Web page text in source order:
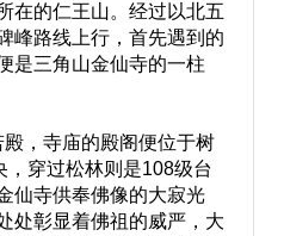
在的仁王山。经过以北五
峰路线上行，首先遇到的
是三角山金仙寺的一柱
，寺庙的殿阁便位于树
穿过松林则是108级台
仙寺供奉佛像的大寂光
处彰显着佛祖的威严，大